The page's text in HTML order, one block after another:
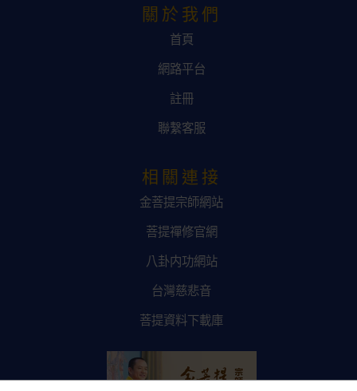
關於我們
首頁
網路平台
註冊
聯繫客服
相關連接
金菩提宗師網站
菩提禪修官網
八卦内功網站
台灣慈悲音
菩提資料下載庫